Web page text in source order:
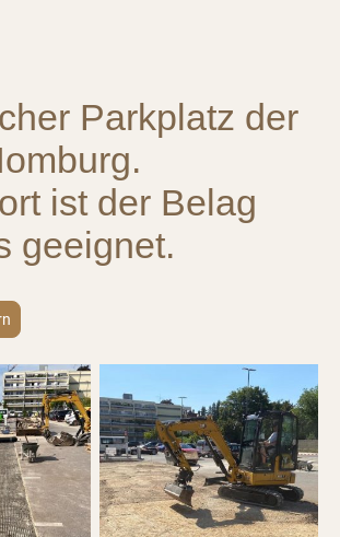
Parkplatz der
ist der Belag
geeignet.